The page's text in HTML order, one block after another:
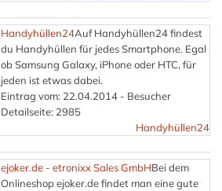
Handyhüllen24Auf Handyhüllen24 findest
du Handyhüllen für jedes Smartphone. Egal
ob Samsung Galaxy, iPhone oder HTC, für
jeden ist etwas dabei.
Eintrag vom: 22.04.2014 - Besucher
Detailseite: 2985
Handyhüllen24
ejoker.de - etronixx Sales GmbHBei dem
Onlineshop ejoker.de findet man eine gute